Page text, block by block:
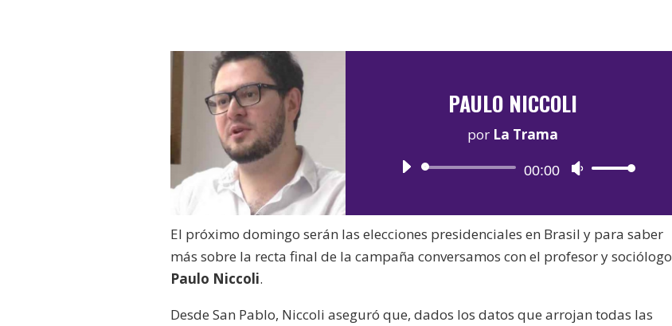
PAULO NICCOLI
por La Trama
Reproductor
audio
00:00
Utiliza
teclas
de
flecha
El próximo domingo serán las elecciones presidenciales en Brasil y para saber
más sobre la recta final de la campaña conversamos con el profesor y sociólogo
Paulo Niccoli.
Desde San Pablo, Niccoli aseguró que, dados los datos que arrojan todas las